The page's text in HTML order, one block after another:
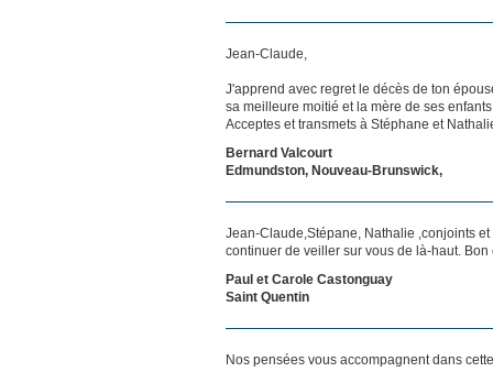
Jean-Claude,
J'apprend avec regret le décès de ton
sa meilleure moitié et la mère de ses
Acceptes et transmets à Stéphane et
Bernard Valcourt
Edmundston, Nouveau-Brunswick,
Jean-Claude,Stépane, Nathalie ,conjoints
continuer de veiller sur vous de là-haut.
Paul et Carole Castonguay
Saint Quentin
Nos pensées vous accompagnent dans